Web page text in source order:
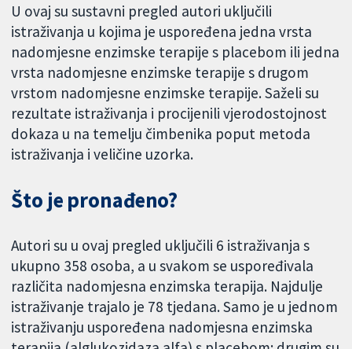
U ovaj su sustavni pregled autori uključili
istraživanja u kojima je uspoređena jedna vrsta
nadomjesne enzimske terapije s placebom ili jedna
vrsta nadomjesne enzimske terapije s drugom
vrstom nadomjesne enzimske terapije. Saželi su
rezultate istraživanja i procijenili vjerodostojnost
dokaza u na temelju čimbenika poput metoda
istraživanja i veličine uzorka.
Što je pronađeno?
Autori su u ovaj pregled uključili 6 istraživanja s
ukupno 358 osoba, a u svakom se uspoređivala
različita nadomjesna enzimska terapija. Najdulje
istraživanje trajalo je 78 tjedana. Samo je u jednom
istraživanju uspoređena nadomjesna enzimska